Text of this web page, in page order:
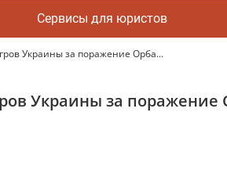
Сервисы для юристов
Украины за поражение Орба...
Украины за поражение